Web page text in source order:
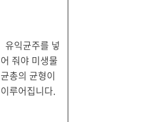
유익균주를 넣
어 줘야 미생물
균총의 균형이
이루어집니다.